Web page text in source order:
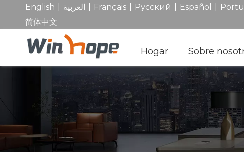
English العربية Français Pусский Español
简体中文
Hogar Sobre